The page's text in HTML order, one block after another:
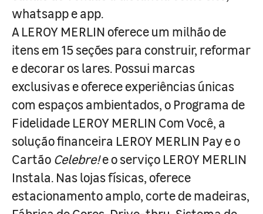
whatsapp e app.
A LEROY MERLIN oferece um milhão de
itens em 15 seções para construir, reformar
e decorar os lares. Possui marcas
exclusivas e oferece experiências únicas
com espaços ambientados, o Programa de
Fidelidade LEROY MERLIN Com Você, a
solução financeira LEROY MERLIN Pay e o
Cartão Celebre!e o serviço LEROY MERLIN
Instala. Nas lojas físicas, oferece
estacionamento amplo, corte de madeiras,